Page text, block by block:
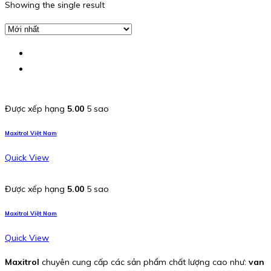
Showing the single result
Được xếp hạng 5.00 5 sao
Maxitrol Việt Nam
Quick View
Được xếp hạng 5.00 5 sao
Maxitrol Việt Nam
Quick View
Maxitrol chuyên cung cấp các sản phẩm chất lượng cao như: van